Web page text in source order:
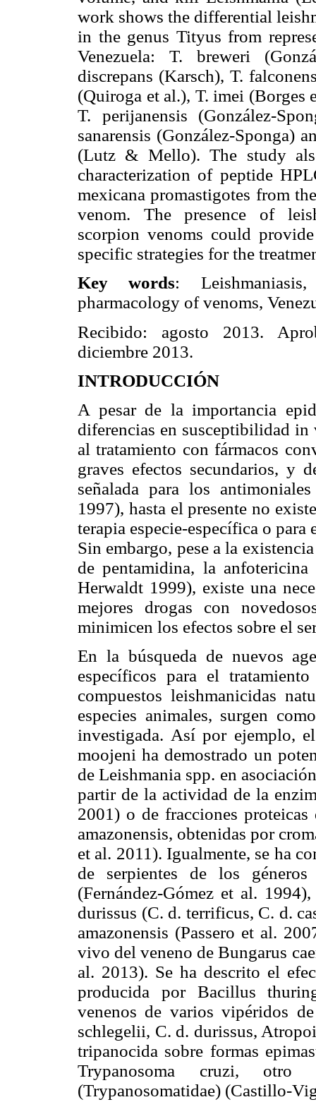
work shows the differential
in the genus Tityus from
Venezuela: T. breweri
discrepans (Karsch), T.
(Quiroga et al.), T. imei (Borges
T. perijanensis (González-
sanarensis (González-Sponga)
(Lutz & Mello). The study
characterization of peptide
mexicana promastigotes from
venom. The presence of
scorpion venoms could
specific strategies for the
Key words:
pharmacology of venoms,
Recibido: agosto 2013.
diciembre 2013.
INTRODUCCIÓN
A pesar de la importancia
diferencias en susceptibilidad
al tratamiento con fármacos
graves efectos secundarios, y
señalada para los
1997), hasta el presente no
terapia especie-específica o para
Sin embargo, pese a la
de pentamidina, la
Herwaldt 1999), existe una
mejores drogas con
minimicen los efectos sobre el
En la búsqueda de nuevos
específicos para el
compuestos leishmanicidas
especies animales, surgen
investigada. Así por ejemplo,
moojeni ha demostrado un
de Leishmania spp. en
partir de la actividad de la
2001) o de fracciones
amazonensis, obtenidas por
et al. 2011). Igualmente, se ha
de serpientes de los
(Fernández-Gómez et al.
durissus (C. d. terrificus, C. d.
amazonensis (Passero et al.
vivo del veneno de Bungarus
al. 2013). Se ha descrito el
producida por Bacillus
venenos de varios vipéridos
schlegelii, C. d. durissus,
tripanocida sobre formas
Trypanosoma cruzi, otro
(Trypanosomatidae) (Castillo-